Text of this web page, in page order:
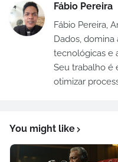
Fábio Pereira
Fábio Pereira,
Dados,
tecnológicas e
Seu trabalho é
otimizar
You might like